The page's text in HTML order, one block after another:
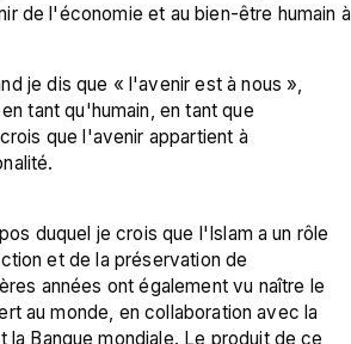
de l'économie et au bien-être humain à
je dis que « l'avenir est à nous »,
tant qu'humain, en tant que
que l'avenir appartient à
duquel je crois que l'Islam a un rôle
et de la préservation de
années ont également vu naître le
au monde, en collaboration avec la
Banque mondiale. Le produit de ce